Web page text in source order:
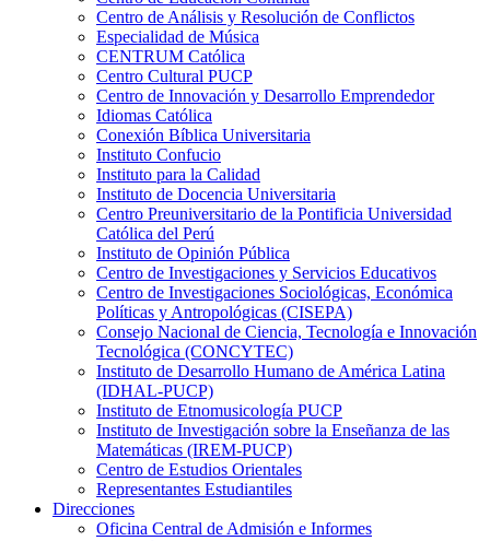
Centro de Análisis y Resolución de Conflictos
Especialidad de Música
CENTRUM Católica
Centro Cultural PUCP
Centro de Innovación y Desarrollo Emprendedor
Idiomas Católica
Conexión Bíblica Universitaria
Instituto Confucio
Instituto para la Calidad
Instituto de Docencia Universitaria
Centro Preuniversitario de la Pontificia Universidad
Católica del Perú
Instituto de Opinión Pública
Centro de Investigaciones y Servicios Educativos
Centro de Investigaciones Sociológicas, Económica
Políticas y Antropológicas (CISEPA)
Consejo Nacional de Ciencia, Tecnología e Innovación
Tecnológica (CONCYTEC)
Instituto de Desarrollo Humano de América Latina
(IDHAL-PUCP)
Instituto de Etnomusicología PUCP
Instituto de Investigación sobre la Enseñanza de las
Matemáticas (IREM-PUCP)
Centro de Estudios Orientales
Representantes Estudiantiles
Direcciones
Oficina Central de Admisión e Informes